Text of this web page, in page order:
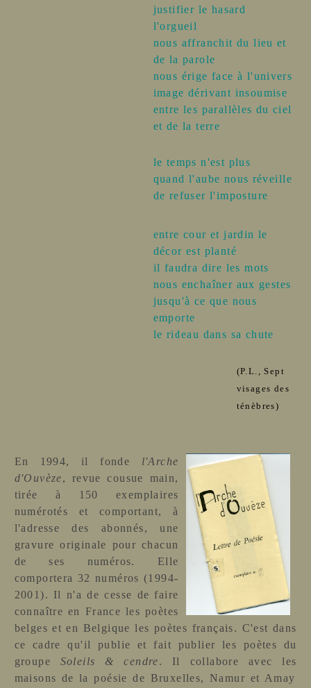
justifier le hasard
l'orgueil
nous affranchit du lieu et
de la parole
nous érige face à l'univers
image dérivant insoumise
entre les parallèles du ciel
et de la terre
le temps n'est plus
quand l'aube nous réveille
de refuser l'imposture
entre cour et jardin le
décor est planté
il faudra dire les mots
nous enchaîner aux gestes
jusqu'à ce que nous
emporte
le rideau dans sa chute
(P.L., Sept
visages des
ténèbres)
En 1994, il fonde l'Arche
d'Ouvèze, revue cousue main,
tirée à 150 exemplaires
numérotés et comportant, à
l'adresse des abonnés, une
gravure originale pour chacun
de ses numéros. Elle
comportera 32 numéros (1994-
2001). Il n'a de cesse de faire
connaître en France les poètes
belges et en Belgique les poètes français. C'est dans
ce cadre qu'il publie et fait publier les poètes du
groupe Soleils & cendre. Il collabore avec les
maisons de la poésie de Bruxelles, Namur et Amay